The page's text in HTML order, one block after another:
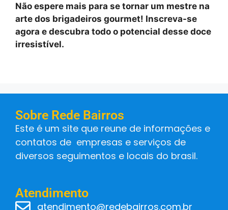
Não espere mais para se tornar um mestre na
arte dos brigadeiros gourmet! Inscreva-se
agora e descubra todo o potencial desse doce
irresistível.
Sobre Rede Bairros
Este é um site que reune de informações e
contatos de empresas e serviços de
diversos seguimentos e locais do brasil.
Atendimento
atendimento@redebairros.com.br